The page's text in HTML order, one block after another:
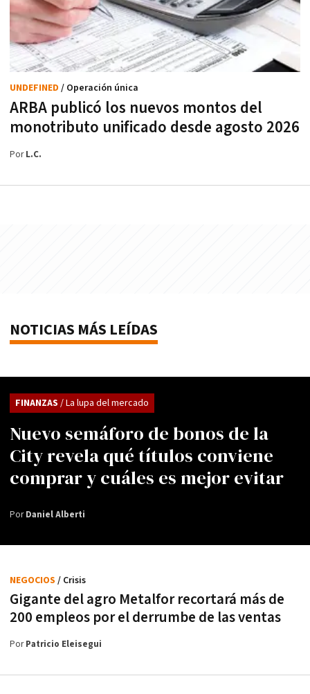
ARBA publicó los nuevos montos del
monotributo unificado desde agosto 2026
UNDEFINED / Operación única
PorL.C.
NOTICIAS MÁS LEÍDAS
Nuevo semáforo de bonos de la
City revela qué títulos conviene
comprar y cuáles es mejor evitar
FINANZAS / La lupa del mercado
PorDaniel Alberti
Gigante del agro Metalfor recortará más de
200 empleos por el derrumbe de las ventas
NEGOCIOS / Crisis
PorPatricio Eleisegui